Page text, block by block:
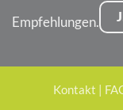
Empfehlungen.
Kontakt |